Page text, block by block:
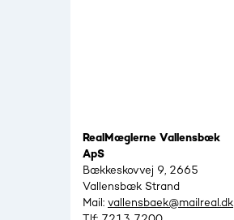
RealMæglerne Vallensbæk
ApS
Bækkeskovvej 9, 2665
Vallensbæk Strand
Mail: vallensbaek@mailreal.dk